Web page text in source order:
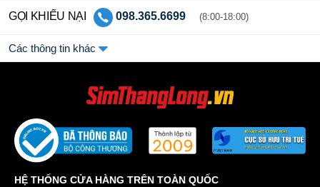
GỌI KHIẾU NẠI 098.365.6699 (8:00-18:00)
Các thông tin khác
HỆ THỐNG CỬA HÀNG TRÊN TOÀN QUỐC